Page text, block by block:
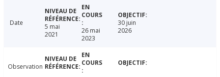
Date
5 mai
2021
26 mai
2023
30 juin
2026
Observation